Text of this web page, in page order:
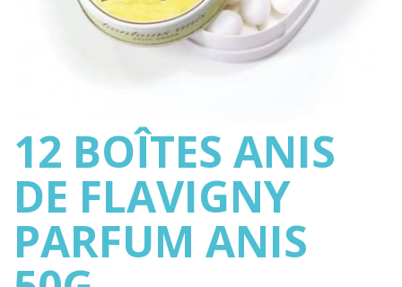
12 BOÎTES ANIS
DE FLAVIGNY
PARFUM ANIS